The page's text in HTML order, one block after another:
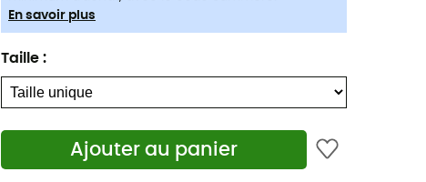
En savoir plus
Taille :
Ajouter au panier